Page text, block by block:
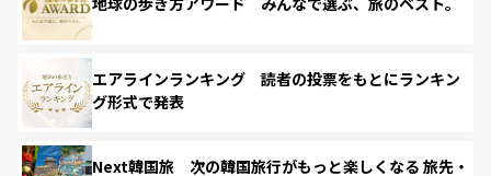
エアラインランキング 読者の投票をもとにランキン
グ形式で発表
Next韓国旅 次の韓国旅行がもっと楽しくなる 旅先・